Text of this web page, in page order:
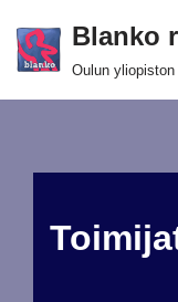
Siirry
Blanko
Oulun